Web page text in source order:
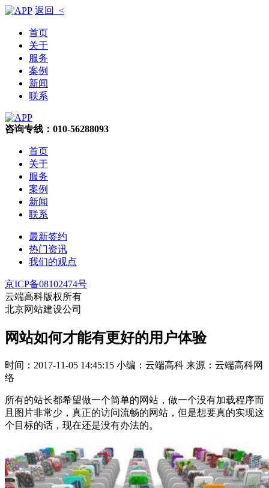
返回 <
首页
关于
服务
案例
新闻
联系
咨询专线：010-56288093
首页
关于
服务
案例
新闻
联系
最新签约
热门资讯
我们的观点
京ICP备08102474号
云端高科版权所有
北京网站建设公司
网站如何才能有更好的用户体验
时间：2017-11-05 14:45:15 小编：云端高科 来源：云端高科网
络
所有的站长都希望做一个简单的网站，做一个没有加载程序而
且图片非常少，真正的访问流畅的网站，但是想要真的实现这
个目标的话，现在还是没有办法的。